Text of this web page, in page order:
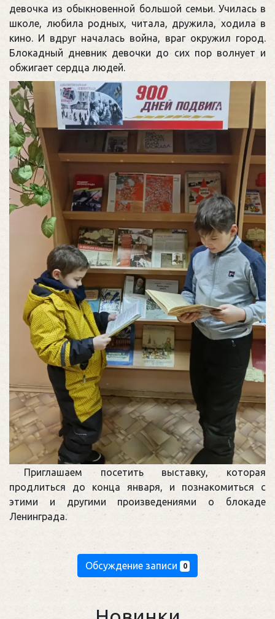
девочка из обыкновенной большой семьи. Училась в
школе, любила родных, читала, дружила, ходила в
кино. И вдруг началась война, враг окружил город.
Блокадный дневник девочки до сих пор волнует и
обжигает сердца людей.
Приглашаем посетить выставку, которая
продлиться до конца января, и познакомиться с
этими и другими произведениями о блокаде
Ленинграда.
Обсуждение записи 0